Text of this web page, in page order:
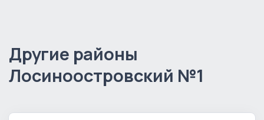
Другие районы
Лосиноостровский №1